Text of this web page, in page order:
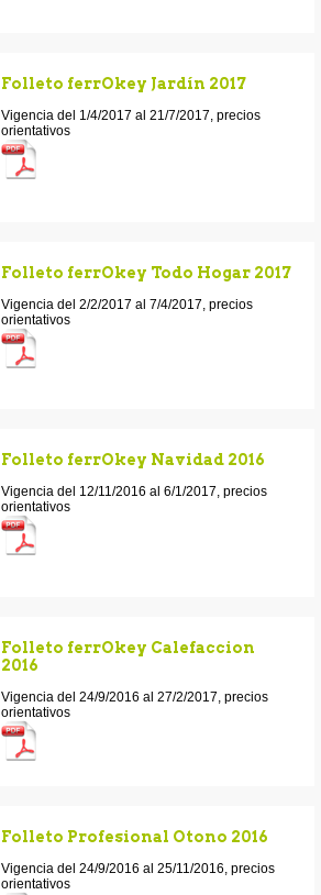
Folleto ferrOkey Jardín 2017
Vigencia del 1/4/2017 al 21/7/2017, precios
orientativos
Folleto ferrOkey Todo Hogar 2017
Vigencia del 2/2/2017 al 7/4/2017, precios
orientativos
Folleto ferrOkey Navidad 2016
Vigencia del 12/11/2016 al 6/1/2017, precios
orientativos
Folleto ferrOkey Calefaccion
2016
Vigencia del 24/9/2016 al 27/2/2017, precios
orientativos
Folleto Profesional Otono 2016
Vigencia del 24/9/2016 al 25/11/2016, precios
orientativos